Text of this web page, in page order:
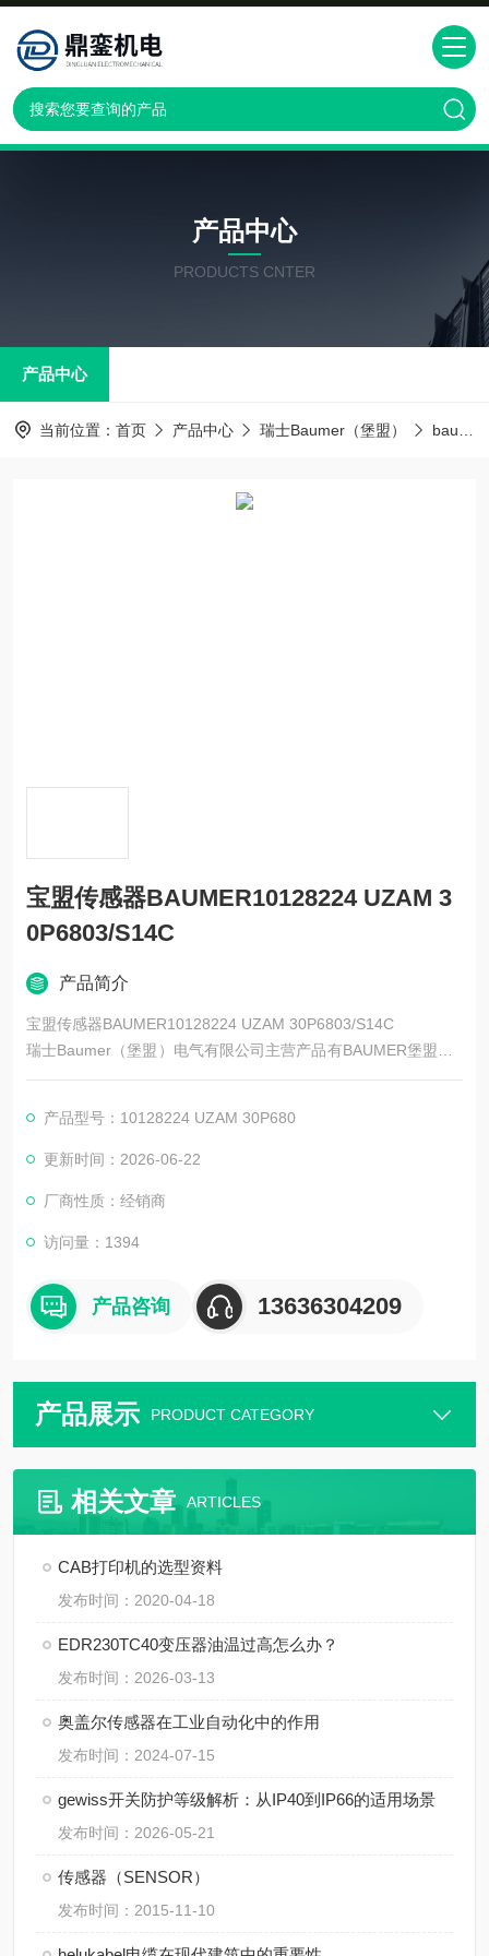
产品中心
PRODUCTS CNTER
产品中心
当前位置： 首页 产品中心 瑞士Baumer（堡盟） baumer传感器
宝盟传感器BAUMER10128224 UZAM 3
0P6803/S14C
产品简介
宝盟传感器BAUMER10128224 UZAM 30P6803/S14C
瑞士Baumer（堡盟）电气有限公司主营产品有BAUMER堡盟、B
AUMER编码器、BAUMER传感器、BAUMER控制器、BAUMER
ER光电开关、BAUMER限位开关、BAUMER放大器、BAUMER
变送器、BAUMER安全栅等。
产品型号：10128224 UZAM 30P680
更新时间：2026-06-22
厂商性质：经销商
访问量：1394
产品咨询 13636304209
产品展示 PRODUCT CATEGORY
相关文章 ARTICLES
CAB打印机的选型资料
发布时间：2020-04-18
EDR230TC40变压器油温过高怎么办？
发布时间：2026-03-13
奥盖尔传感器在工业自动化中的作用
发布时间：2024-07-15
gewiss开关防护等级解析：从IP40到IP66的适用场景
发布时间：2026-05-21
传感器（SENSOR）
发布时间：2015-11-10